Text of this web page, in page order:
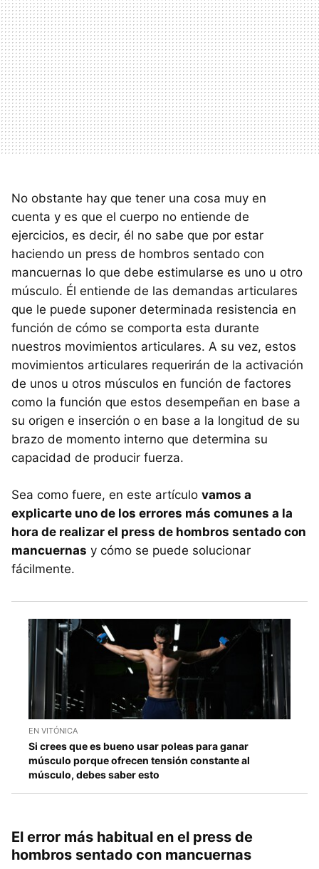
No obstante hay que tener una cosa muy en
cuenta y es que el cuerpo no entiende de
ejercicios, es decir, él no sabe que por estar
haciendo un press de hombros sentado con
mancuernas lo que debe estimularse es uno u otro
músculo. Él entiende de las demandas articulares
que le puede suponer determinada resistencia en
función de cómo se comporta esta durante
nuestros movimientos articulares. A su vez, estos
movimientos articulares requerirán de la activación
de unos u otros músculos en función de factores
como la función que estos desempeñan en base a
su origen e inserción o en base a la longitud de su
brazo de momento interno que determina su
capacidad de producir fuerza.
Sea como fuere, en este artículo vamos a
explicarte uno de los errores más comunes a la
hora de realizar el press de hombros sentado con
mancuernas y cómo se puede solucionar
fácilmente.
EN VITÓNICA
Si crees que es bueno usar poleas para ganar
músculo porque ofrecen tensión constante al
músculo, debes saber esto
El error más habitual en el press de
hombros sentado con mancuernas